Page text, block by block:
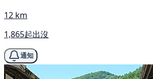
12 km
1,865起出沒
通知